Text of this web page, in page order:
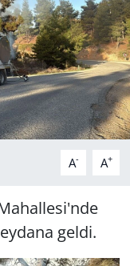
A- A+
geldi.